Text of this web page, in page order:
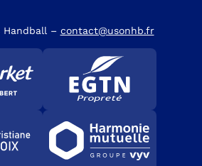
Handball – contact@usonhb.fr